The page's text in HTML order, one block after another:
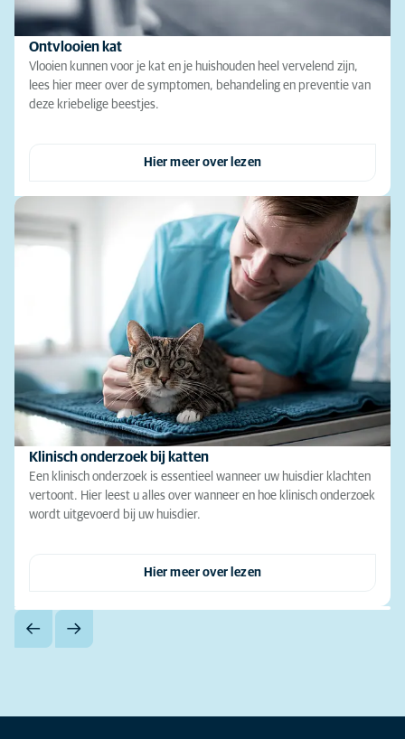
Ontvlooien kat
Vlooien kunnen voor je kat en je huishouden heel vervelend zijn,
lees hier meer over de symptomen, behandeling en preventie van
deze kriebelige beestjes.
Hier meer over lezen
Klinisch onderzoek bij katten
Een klinisch onderzoek is essentieel wanneer uw huisdier klachten
vertoont. Hier leest u alles over wanneer en hoe klinisch onderzoek
wordt uitgevoerd bij uw huisdier.
Hier meer over lezen